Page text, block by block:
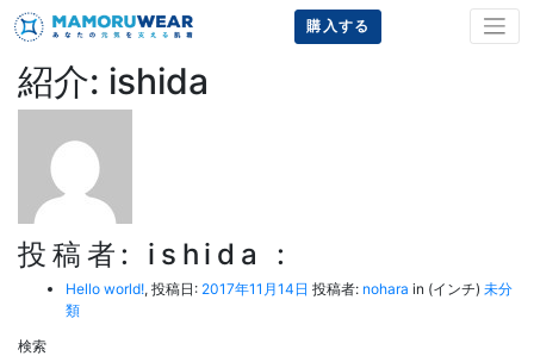
購入する
紹介: ishida
投稿者: ishida :
Hello world!, 投稿日: 2017年11月14日 投稿者: nohara in (インチ) 未分
類
検索